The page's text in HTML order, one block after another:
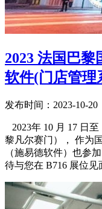
2023 法国巴
软件(门店管理
发布时间：2023-10-20
2023年 10 月 17 日
黎凡尔赛门）， 作为
（施易德软件）也参
待与您在 B716 展位